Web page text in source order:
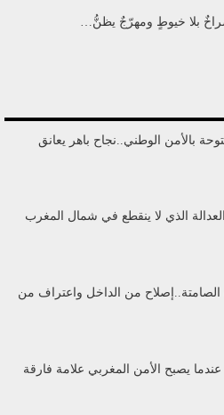
بلا خيوطٍ ومهرّجٌ يظنُّ…
بالأمن الوطني..نجاح باهر يعانق
الذي لا ينقطع في شمال المغرب
من الداخل واعتراف من
يصبح الأمن المغربي علامة فارقة